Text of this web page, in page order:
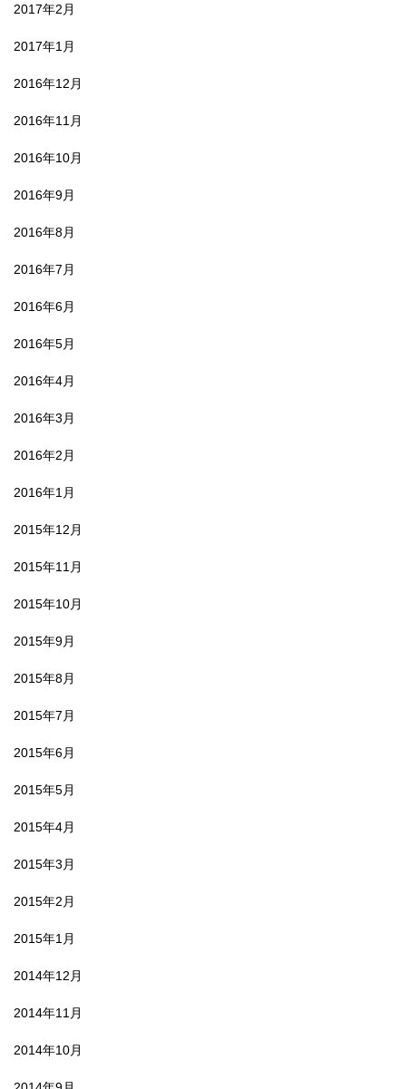
2017年2月
2017年1月
2016年12月
2016年11月
2016年10月
2016年9月
2016年8月
2016年7月
2016年6月
2016年5月
2016年4月
2016年3月
2016年2月
2016年1月
2015年12月
2015年11月
2015年10月
2015年9月
2015年8月
2015年7月
2015年6月
2015年5月
2015年4月
2015年3月
2015年2月
2015年1月
2014年12月
2014年11月
2014年10月